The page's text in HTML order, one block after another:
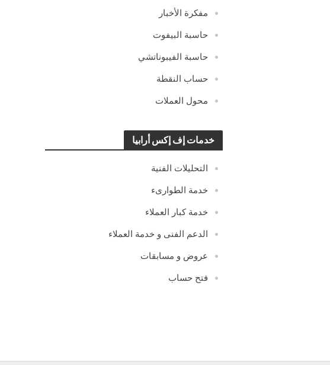
مفكرة الأخبار
حاسبة البيفوت
حاسبة الفيبوناتشي
حساب النقطة
محول العملات
خدمات إف إكس أرابيا
التحليلات الفنية
خدمة الطوارىء
خدمة كبار العملاء
الدعم الفنى و خدمة العملاء
عروض و مسابقات
فتح حساب